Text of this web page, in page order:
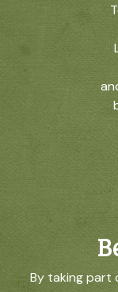
By taking part